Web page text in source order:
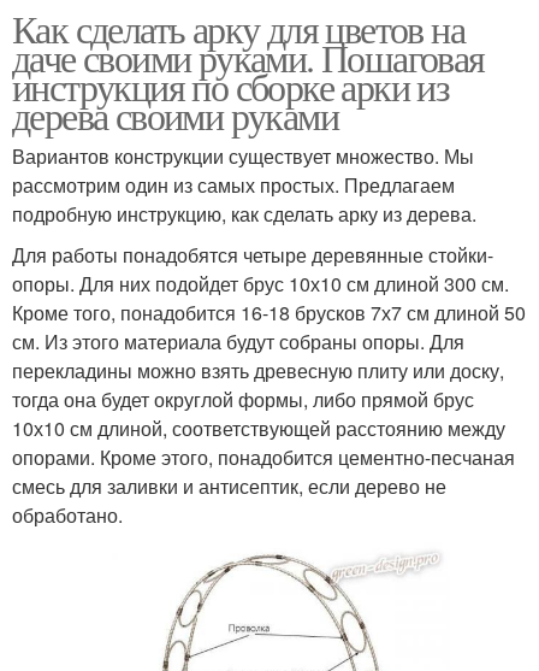
Как сделать арку для цветов на
даче своими руками. Пошаговая
инструкция по сборке арки из
дерева своими руками
Вариантов конструкции существует множество. Мы
рассмотрим один из самых простых. Предлагаем
подробную инструкцию, как сделать арку из дерева.
Для работы понадобятся четыре деревянные стойки-
опоры. Для них подойдет брус 10х10 см длиной 300 см.
Кроме того, понадобится 16-18 брусков 7х7 см длиной 50
см. Из этого материала будут собраны опоры. Для
перекладины можно взять древесную плиту или доску,
тогда она будет округлой формы, либо прямой брус
10х10 см длиной, соответствующей расстоянию между
опорами. Кроме этого, понадобится цементно-песчаная
смесь для заливки и антисептик, если дерево не
обработано.